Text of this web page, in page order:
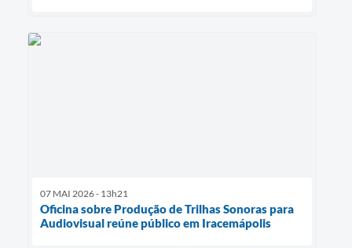
07 MAI 2026 - 13h21
Oficina sobre Produção de Trilhas Sonoras para
Audiovisual reúne público em Iracemápolis